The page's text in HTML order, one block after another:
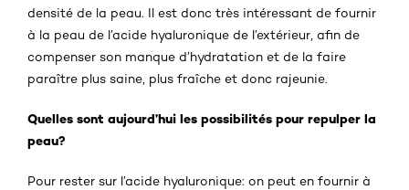
densité de la peau. Il est donc très intéressant de fournir
à la peau de l’acide hyaluronique de l’extérieur, afin de
compenser son manque d’hydratation et de la faire
paraître plus saine, plus fraîche et donc rajeunie.
Quelles sont aujourd’hui les possibilités pour repulper la
peau?
Pour rester sur l’acide hyaluronique: on peut en fournir à